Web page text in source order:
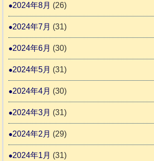
2024年8月 (26)
2024年7月 (31)
2024年6月 (30)
2024年5月 (31)
2024年4月 (30)
2024年3月 (31)
2024年2月 (29)
2024年1月 (31)